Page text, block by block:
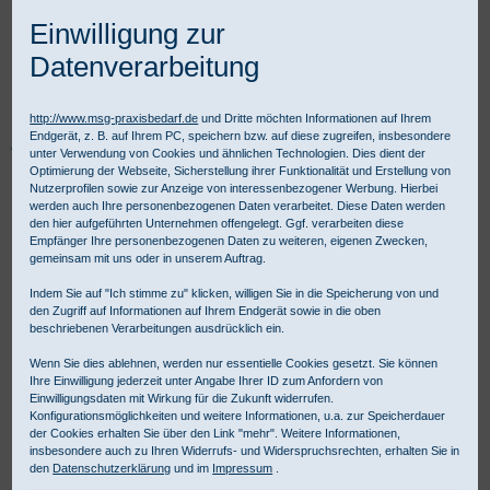
Praxisbedarf Shop Diagnostik
Fachspezifische Diagnostik
Ophthalmologie
Nystagmusbrillen
Nystagmusbrille nach Frenzel Typ 502
Einwilligung zur
Datenverarbeitung
http://www.msg-praxisbedarf.de und Dritte möchten Informationen auf Ihrem
Endgerät, z. B. auf Ihrem PC, speichern bzw. auf diese zugreifen, insbesondere
unter Verwendung von Cookies und ähnlichen Technologien. Dies dient der
Optimierung der Webseite, Sicherstellung ihrer Funktionalität und Erstellung von
Nutzerprofilen sowie zur Anzeige von interessenbezogener Werbung. Hierbei
werden auch Ihre personenbezogenen Daten verarbeitet. Diese Daten werden
den hier aufgeführten Unternehmen offengelegt. Ggf. verarbeiten diese
Empfänger Ihre personenbezogenen Daten zu weiteren, eigenen Zwecken,
gemeinsam mit uns oder in unserem Auftrag.
Indem Sie auf "Ich stimme zu" klicken, willigen Sie in die Speicherung von und
den Zugriff auf Informationen auf Ihrem Endgerät sowie in die oben
beschriebenen Verarbeitungen ausdrücklich ein.
Wenn Sie dies ablehnen, werden nur essentielle Cookies gesetzt. Sie können
Ihre Einwilligung jederzeit unter Angabe Ihrer ID zum Anfordern von
Einwilligungsdaten mit Wirkung für die Zukunft widerrufen.
Konfigurationsmöglichkeiten und weitere Informationen, u.a. zur Speicherdauer
der Cookies erhalten Sie über den Link "mehr". Weitere Informationen,
insbesondere auch zu Ihren Widerrufs- und Widerspruchsrechten, erhalten Sie in
den Datenschutzerklärung und im Impressum